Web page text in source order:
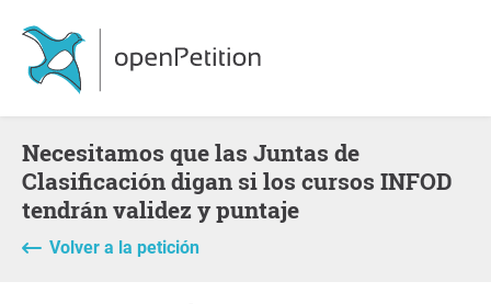
Necesitamos que las Juntas de
Clasificación digan si los cursos INFOD
tendrán validez y puntaje
Volver a la petición